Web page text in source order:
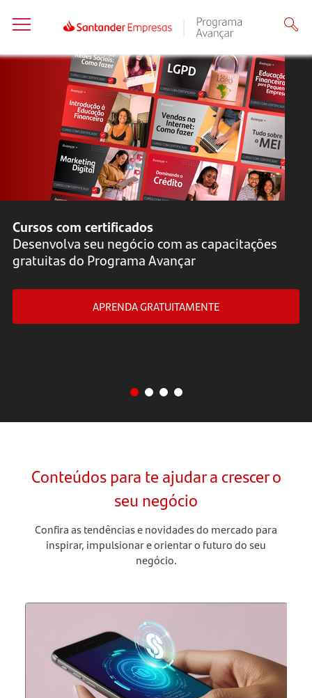
Cursos com certificados
Desenvolva seu negócio com as capacitações
gratuitas do Programa Avançar
APRENDA GRATUITAMENTE
Conteúdos para te ajudar a crescer o
seu negócio
Confira as tendências e novidades do mercado para
inspirar, impulsionar e orientar o futuro do seu
negócio.